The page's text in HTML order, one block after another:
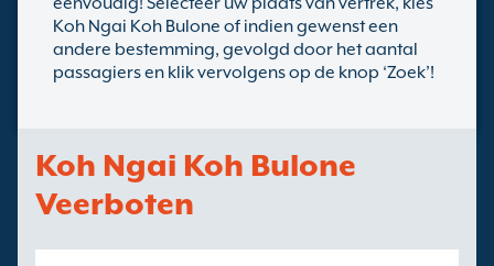
Koh Ngai Koh Bulone of indien gewenst een
andere bestemming, gevolgd door het aantal
passagiers en klik vervolgens op de knop ‘Zoek’!
Koh Ngai Koh Bulone
Veerboten